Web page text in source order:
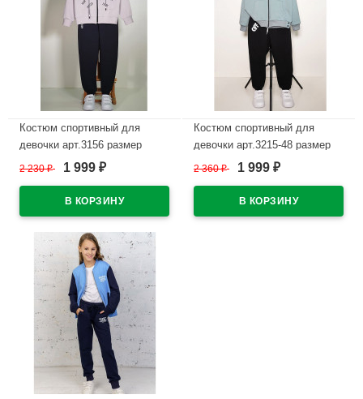
Костюм спортивный для
девочки арт.3156 размер
30/122-36/140 трикотажный
2 230₽ 1 999 ₽
Костюм спортивный для
девочки арт.3215-48 размер
30/122-36/140 трикотажный
2 360₽ 1 999 ₽